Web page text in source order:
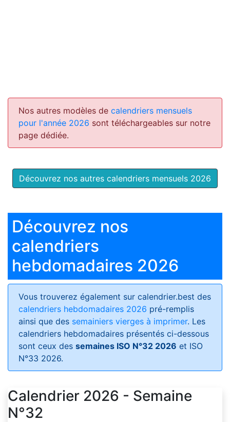
Nos autres modèles de calendriers mensuels
pour l'année 2026 sont téléchargeables sur notre
page dédiée.
Découvrez nos autres calendriers mensuels 2026
Découvrez nos
calendriers
hebdomadaires 2026
Vous trouverez également sur calendrier.best des
calendriers hebdomadaires 2026 pré-remplis
ainsi que des semainiers vierges à imprimer. Les
calendriers hebdomadaires présentés ci-dessous
sont ceux des semaines ISO N°32 2026 et ISO
N°33 2026.
Calendrier 2026 - Semaine
N°32